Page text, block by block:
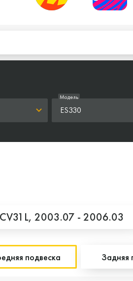
ES330
Модель
2003.07 - 2006.03
подвеска Задняя